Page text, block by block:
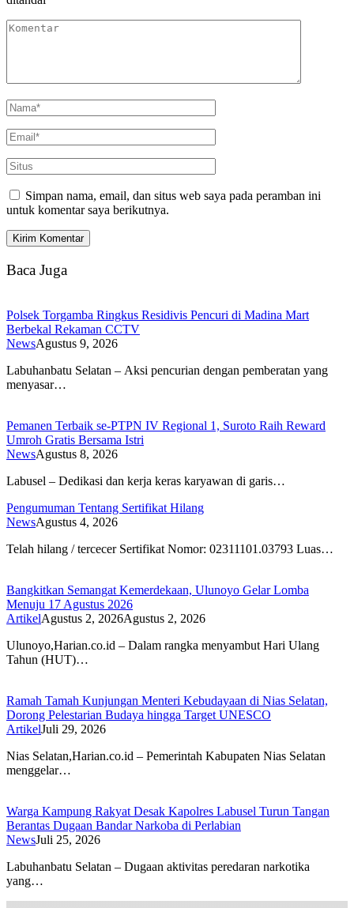
Simpan nama, email, dan situs web saya pada peramban ini
untuk komentar saya berikutnya.
Baca Juga
Polsek Torgamba Ringkus Residivis Pencuri di Madina Mart
Berbekal Rekaman CCTV
NewsAgustus 9, 2026
Labuhanbatu Selatan – Aksi pencurian dengan pemberatan yang
menyasar…
Pemanen Terbaik se-PTPN IV Regional 1, Suroto Raih Reward
Umroh Gratis Bersama Istri
NewsAgustus 8, 2026
Labusel – Dedikasi dan kerja keras karyawan di garis…
Pengumuman Tentang Sertifikat Hilang
NewsAgustus 4, 2026
Telah hilang / tercecer Sertifikat Nomor: 02311101.03793 Luas…
Bangkitkan Semangat Kemerdekaan, Ulunoyo Gelar Lomba
Menuju 17 Agustus 2026
ArtikelAgustus 2, 2026Agustus 2, 2026
Ulunoyo,Harian.co.id – Dalam rangka menyambut Hari Ulang
Tahun (HUT)…
Ramah Tamah Kunjungan Menteri Kebudayaan di Nias Selatan,
Dorong Pelestarian Budaya hingga Target UNESCO
ArtikelJuli 29, 2026
Nias Selatan,Harian.co.id – Pemerintah Kabupaten Nias Selatan
menggelar…
Warga Kampung Rakyat Desak Kapolres Labusel Turun Tangan
Berantas Dugaan Bandar Narkoba di Perlabian
NewsJuli 25, 2026
Labuhanbatu Selatan – Dugaan aktivitas peredaran narkotika
yang…